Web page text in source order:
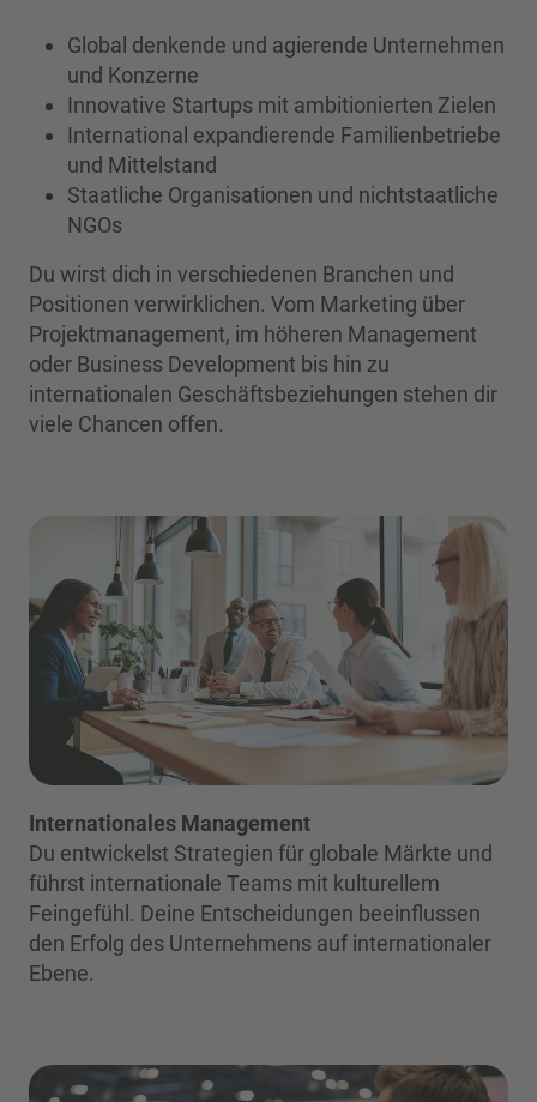
Global denkende und agierende Unternehmen
und Konzerne
Innovative Startups mit ambitionierten Zielen
International expandierende Familienbetriebe
und Mittelstand
Staatliche Organisationen und nichtstaatliche
NGOs
Du wirst dich in verschiedenen Branchen und
Positionen verwirklichen. Vom Marketing über
Projektmanagement, im höheren Management
oder Business Development bis hin zu
internationalen Geschäftsbeziehungen stehen dir
viele Chancen offen.
Internationales Management
Du entwickelst Strategien für globale Märkte und
führst internationale Teams mit kulturellem
Feingefühl. Deine Entscheidungen beeinflussen
den Erfolg des Unternehmens auf internationaler
Ebene.